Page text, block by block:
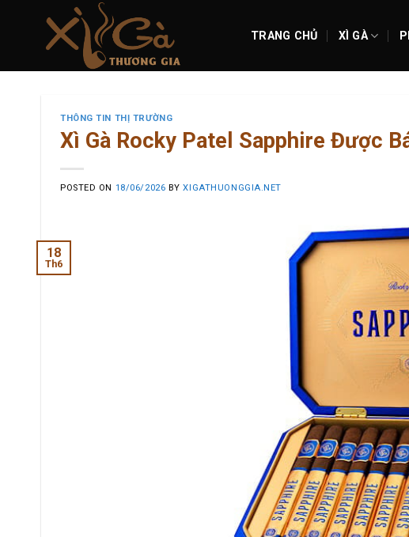
TRANG CHỦ XÌ GÀ
THÔNG TIN THỊ TRƯỜNG
Xì Gà Rocky Patel Sapphire Được
POSTED ON 18/06/2026 BYXIGATHUONGGIA.NET
18
Th6